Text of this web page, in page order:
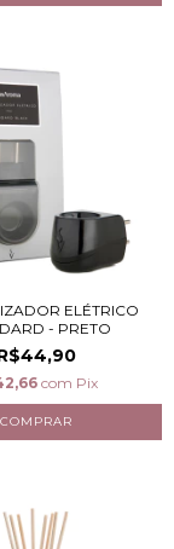
ELÉTRICO
- PRETO
com Pix